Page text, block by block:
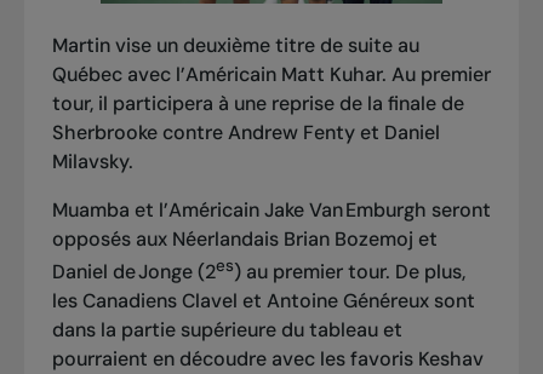
Martin vise un deuxième titre de suite au
Québec avec l’Américain Matt Kuhar. Au premier
tour, il participera à une reprise de la finale de
Sherbrooke contre Andrew Fenty et Daniel
Milavsky.
Muamba et l’Américain Jake Van Emburgh seront
opposés aux Néerlandais Brian Bozemoj et
Daniel de Jonge (2es) au premier tour. De plus,
les Canadiens Clavel et Antoine Généreux sont
dans la partie supérieure du tableau et
pourraient en découdre avec les favoris Keshav